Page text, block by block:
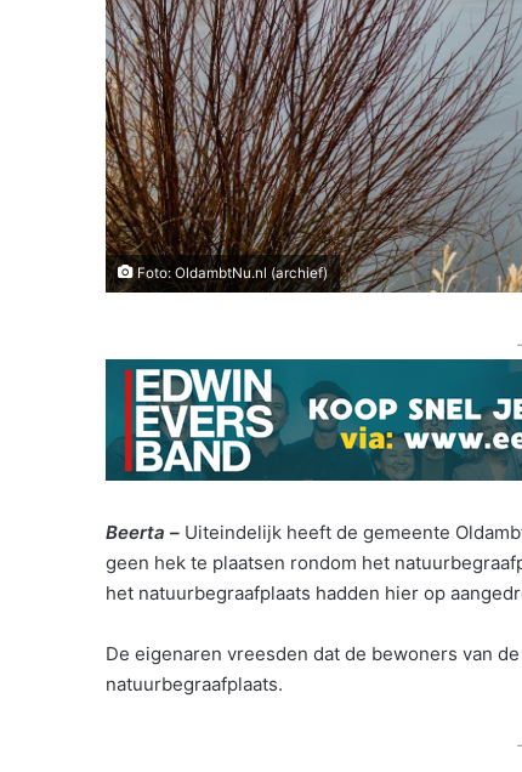
Foto: OldambtNu.nl (archief)
Beerta – Uiteindelijk heeft de gemeente
geen hek te plaatsen rondom het
het natuurbegraafplaats hadden hier op
De eigenaren vreesden dat de bewoners van
natuurbegraafplaats.